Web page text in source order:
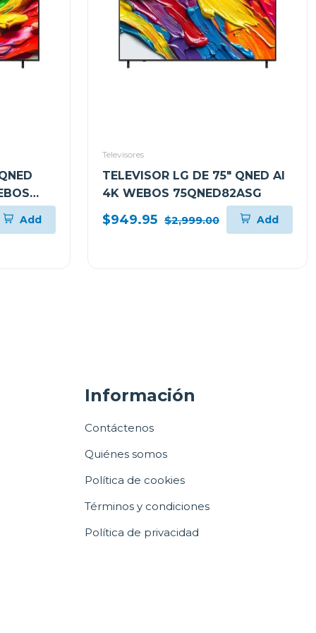
Add
Televisores
TELEVISOR LG DE 75" QNED AI
4K WEBOS 75QNED82ASG
$949.95 $2,999.00 Add
Información
Contáctenos
Quiénes somos
Política de cookies
Términos y condiciones
Política de privacidad